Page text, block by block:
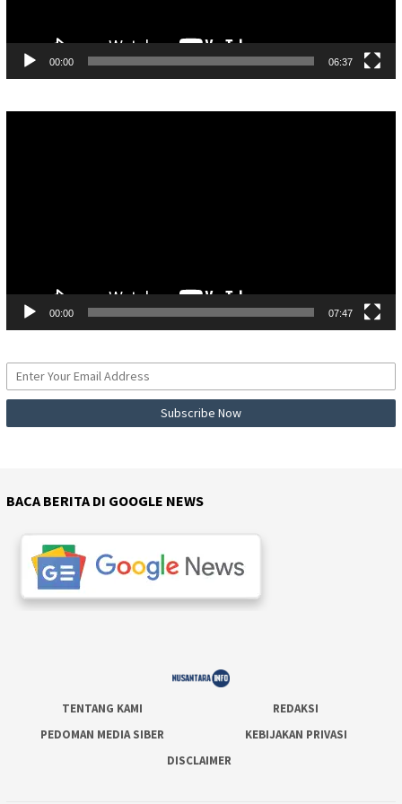
00:00 06:37
00:00 07:47
BACA BERITA DI GOOGLE NEWS
TENTANG KAMI
REDAKSI
PEDOMAN MEDIA SIBER
KEBIJAKAN PRIVASI
DISCLAIMER